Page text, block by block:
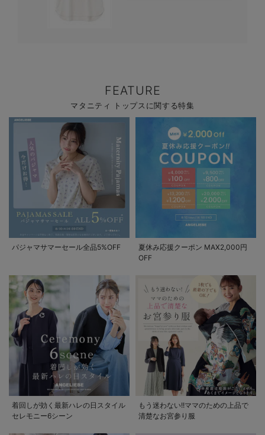
FEATURE
マタニティ トップスに関する特集
パジャマサマーセール全品5%OFF
夏休み応援クーポン MAX2,000円
OFF
着回しが効く最新ハレの日スタイル
セレモニー6シーン
もう迷わない!!ママのための上品で
清楚なお宮参り服